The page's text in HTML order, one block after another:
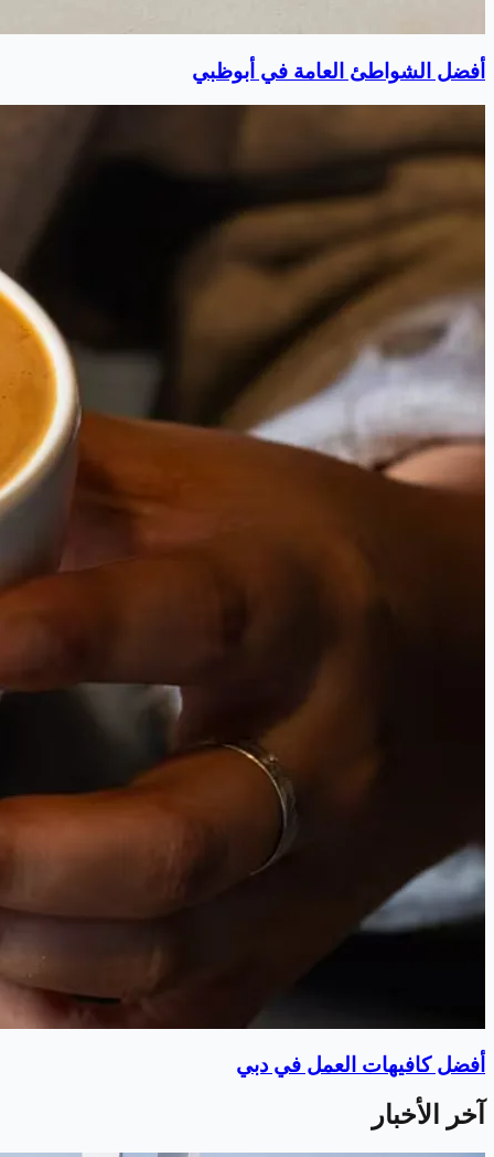
أفضل الشواطئ العامة في أبوظبي
أفضل كافيهات العمل في دبي
آخر الأخبار